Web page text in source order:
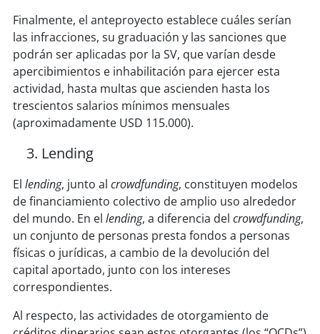
Finalmente, el anteproyecto establece cuáles serían
las infracciones, su graduación y las sanciones que
podrán ser aplicadas por la SV, que varían desde
apercibimientos e inhabilitación para ejercer esta
actividad, hasta multas que ascienden hasta los
trescientos salarios mínimos mensuales
(aproximadamente USD 115.000).
Lending
El lending, junto al crowdfunding, constituyen modelos
de financiamiento colectivo de amplio uso alrededor
del mundo. En el lending, a diferencia del crowdfunding,
un conjunto de personas presta fondos a personas
físicas o jurídicas, a cambio de la devolución del
capital aportado, junto con los intereses
correspondientes.
Al respecto, las actividades de otorgamiento de